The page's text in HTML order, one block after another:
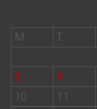
M
T
3
4
10
11